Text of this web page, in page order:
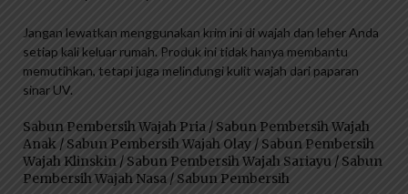
Jangan lewatkan menggunakan krim ini di wajah dan leher Anda
setiap kali keluar rumah. Produk ini tidak hanya membantu
memutihkan, tetapi juga melindungi kulit wajah dari paparan
sinar UV.
Sabun Pembersih Wajah Pria / Sabun Pembersih Wajah
Anak / Sabun Pembersih Wajah Olay / Sabun Pembersih
Wajah Klinskin / Sabun Pembersih Wajah Sariayu / Sabun
Pembersih Wajah Nasa / Sabun Pembersih